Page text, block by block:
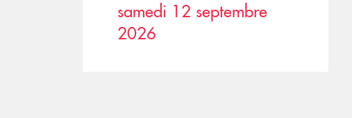
samedi 12 septembre
2026